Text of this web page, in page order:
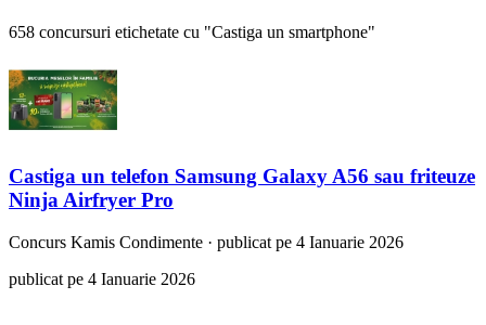
658 concursuri etichetate cu "Castiga un smartphone"
Castiga un telefon Samsung Galaxy A56 sau friteuze
Ninja Airfryer Pro
Concurs Kamis Condimente · publicat pe 4 Ianuarie 2026
publicat pe 4 Ianuarie 2026